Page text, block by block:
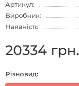
Артикул:
Виробник:
Наявність:
20334 грн.
Різновид: